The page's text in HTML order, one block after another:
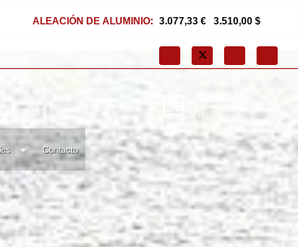
3.077,33 €|3.510,00 $ ALUMINIO: 2.722,69 €| 3.105,50
Contacto
ONLINE